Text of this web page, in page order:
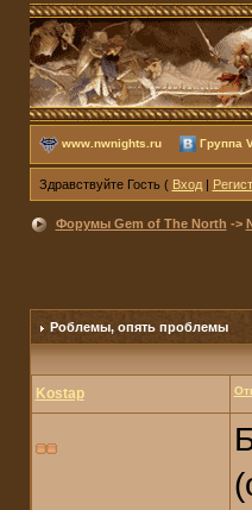
www.nwnights.ru Группа
Здравствуйте Гость ( Вход|
Форумы Gem of The North ->
Роблемы, опять проблемы
Kostap